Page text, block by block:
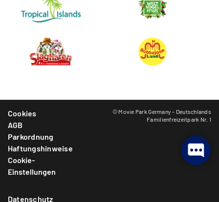
Cookies
AGB
Parkordnung
Haftungshinweise
Cookie-
Einstellungen
© Movie Park Germany – Deutschlands
Familienfreizeitpark Nr. 1
Datenschutz